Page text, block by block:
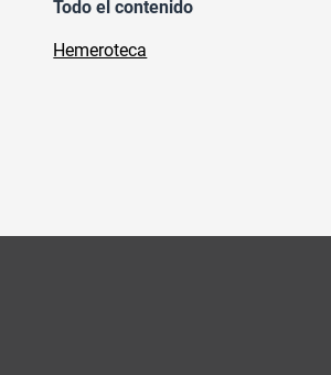
Todo el contenido
Hemeroteca